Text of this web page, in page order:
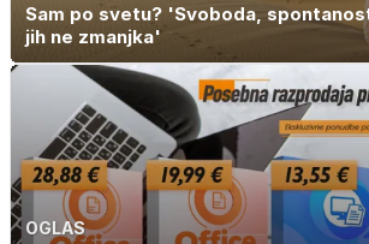
Sam po svetu? 'Svoboda,
jih ne zmanjka'
OGLAS